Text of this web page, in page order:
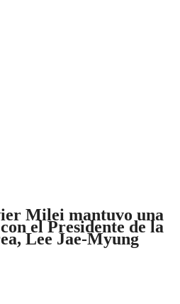
Milei mantuvo una
el Presidente de la
Lee Jae-Myung